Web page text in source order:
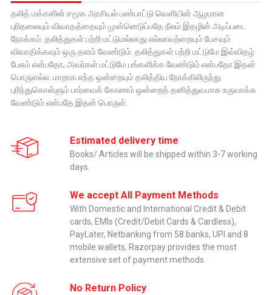
தலித் மக்களின் சமூக அரசியல் பண்பாட்டு வெளியின் ஆழமான
புரிதலையும் விவாதத்தையும் முன்னெடுப்பதே நீலம் இதழின் அடிப்படை
நோக்கம். தலித்துகள் பற்றி மட்டுமல்லாது எல்லாவற்றையும் பேசவும்
விவாதிக்கவும் ஒரு தளம் வேண்டும். தலித்துகள் பற்றி மட்டுமே இவ்விதழ்
பேசும் என்பதோ, அவர்கள் மட்டுமே பங்களிக்க வேண்டும் என்பதோ இதன்
பொருளல்ல. மாறாக எந்த ஒன்றையும் தலித்திய நோக்கிலிருந்து
புரிந்துகொள்ளும் பார்வைக் கோணம் ஒன்றைத் தனித்துவமாக உருவாக்க
வேண்டும் என்பதே இதன் பொருள்.
Estimated delivery time
Books/ Articles will be shipped within 3-7 working
days.
We accept All Payment Methods
With Domestic and International Credit & Debit
cards, EMIs (Credit/Debit Cards & Cardless),
PayLater, Netbanking from 58 banks, UPI and 8
mobile wallets, Razorpay provides the most
extensive set of payment methods.
No Return Policy